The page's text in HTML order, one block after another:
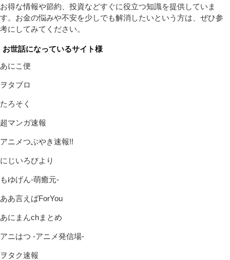
お得な情報や節約、投資などすぐに役立つ知識を提供していま
す。お金の悩みや不安を少しでも解消したいという方は、ぜひ参
考にしてみてください。
お世話になっているサイト様
あにこ便
ヲタブロ
たろそく
超マンガ速報
アニメつぶやき速報!!
にじいろびより
もゆげん-萌癒元-
ああ言えばForYou
あにまんchまとめ
アニはつ -アニメ発信場-
ヲタク速報